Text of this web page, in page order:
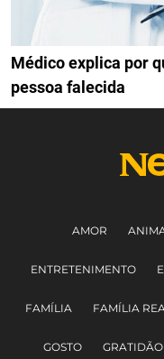
Médico explica por
pessoa falecida
AMOR
ENTRETENIMENTO
FAMÍLIA FAMÍLIA
GOSTO GRATIDÃO